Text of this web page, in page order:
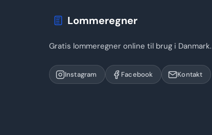
Lommeregner
Gratis lommeregner online til brug i Danmark.
Instagram Facebook Kontakt